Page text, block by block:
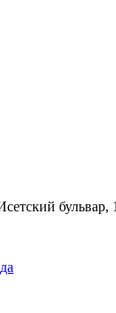
бульвар,